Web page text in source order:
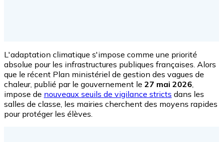
L'adaptation climatique s'impose comme une priorité
absolue pour les infrastructures publiques françaises. Alors
que le récent Plan ministériel de gestion des vagues de
chaleur, publié par le gouvernement le 27 mai 2026
impose de nouveaux seuils de vigilance stricts dans les
salles de classe, les mairies cherchent des moyens rapides
pour protéger les élèves.